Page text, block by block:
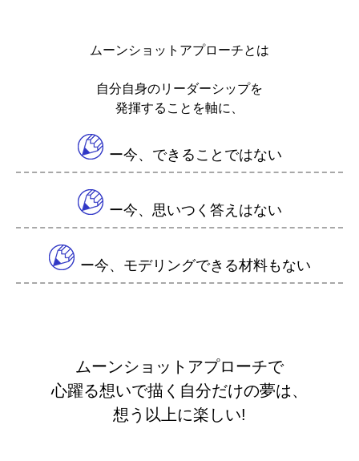
ムーンショットアプローチとは
自分自身のリーダーシップを
発揮する ことを軸に、
ー今、できることではない
ー今、思いつく答えはない
ー今、モデリングできる材料もない
ムーンショットアプローチで
心躍る想いで描く自分だけの夢は、
想う以上に楽しい!